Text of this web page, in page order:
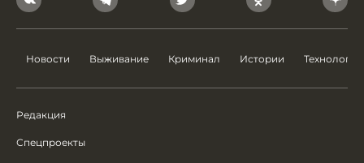
Новости Выживание Криминал Истории Технологии
Редакция
Спецпроекты